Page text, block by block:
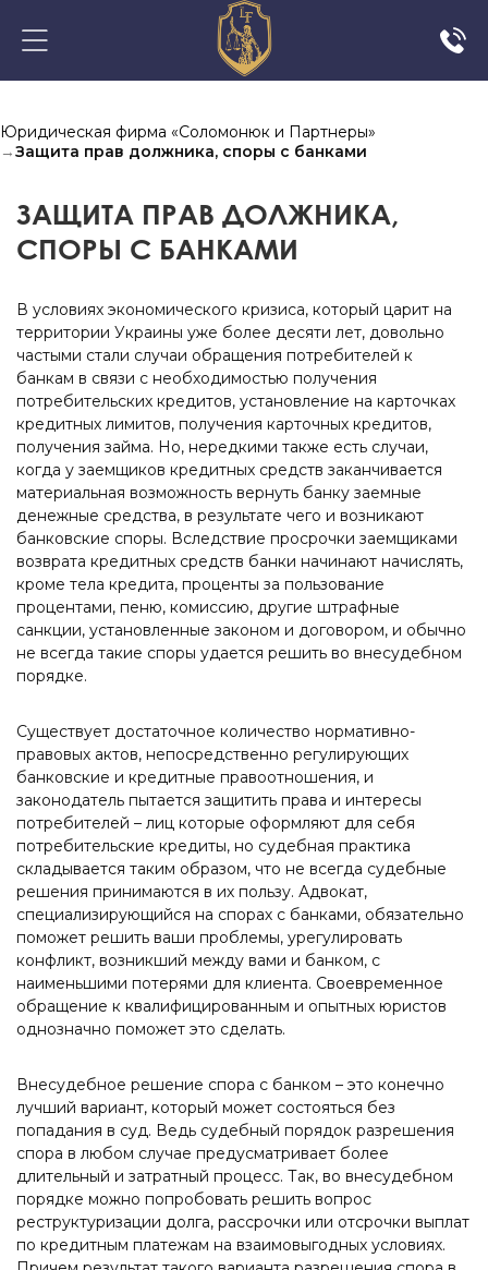
Юридическая фирма «Соломонюк и Партнеры»
→Защита прав должника, споры с банками
ЗАЩИТА ПРАВ ДОЛЖНИКА,
СПОРЫ С БАНКАМИ
В условиях экономического кризиса, который царит на
территории Украины уже более десяти лет, довольно
частыми стали случаи обращения потребителей к
банкам в связи с необходимостью получения
потребительских кредитов, установление на карточках
кредитных лимитов, получения карточных кредитов,
получения займа. Но, нередкими также есть случаи,
когда у заемщиков кредитных средств заканчивается
материальная возможность вернуть банку заемные
денежные средства, в результате чего и возникают
банковские споры. Вследствие просрочки заемщиками
возврата кредитных средств банки начинают начислять,
кроме тела кредита, проценты за пользование
процентами, пеню, комиссию, другие штрафные
санкции, установленные законом и договором, и обычно
не всегда такие споры удается решить во внесудебном
порядке.
Существует достаточное количество нормативно-
правовых актов, непосредственно регулирующих
банковские и кредитные правоотношения, и
законодатель пытается защитить права и интересы
потребителей – лиц которые оформляют для себя
потребительские кредиты, но судебная практика
складывается таким образом, что не всегда судебные
решения принимаются в их пользу. Адвокат,
специализирующийся на спорах с банками, обязательно
поможет решить ваши проблемы, урегулировать
конфликт, возникший между вами и банком, с
наименьшими потерями для клиента. Своевременное
обращение к квалифицированным и опытных юристов
однозначно поможет это сделать.
Внесудебное решение спора с банком – это конечно
лучший вариант, который может состояться без
попадания в суд. Ведь судебный порядок разрешения
спора в любом случае предусматривает более
длительный и затратный процесс. Так, во внесудебном
порядке можно попробовать решить вопрос
реструктуризации долга, рассрочки или отсрочки выплат
по кредитным платежам на взаимовыгодных условиях.